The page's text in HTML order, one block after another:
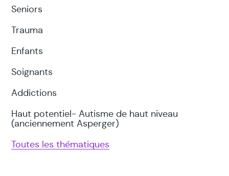
Seniors
Trauma
Enfants
Soignants
Addictions
Haut potentiel- Autisme de haut niveau
(anciennement Asperger)
Toutes les thématiques